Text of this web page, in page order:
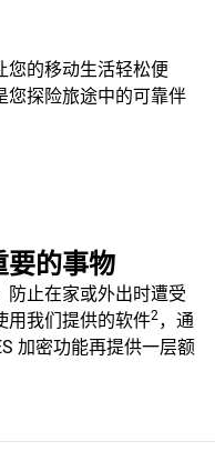
您的移动生活轻松便
您探险旅途中的可靠伴
要的事物
防止在家或外出时遭受
用我们提供的软件2，通
加密功能再提供一层额